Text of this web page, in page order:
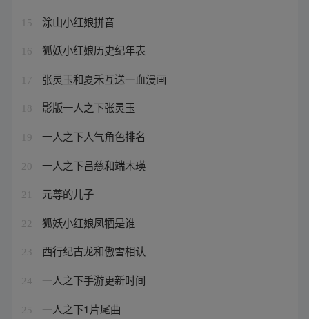
15 涂山小红娘拼音
16 狐妖小红娘历史纪年表
17 张灵玉和夏禾互送一血漫画
18 影版一人之下张灵玉
19 一人之下人气角色排名
20 一人之下吕慈和端木瑛
21 元尊的儿子
22 狐妖小红娘凤牺是谁
23 西行纪古龙和傲雪相认
24 一人之下手游更新时间
25 一人之下1片尾曲